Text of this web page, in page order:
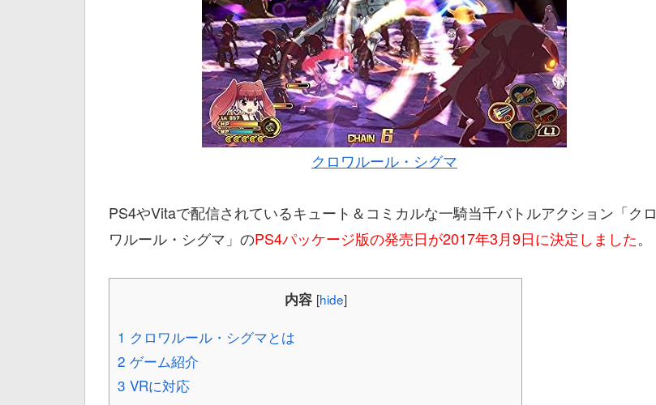
クロワルール・シグマ
PS4やVitaで配信されているキュート＆コミカルな一騎当千バトルアクション「クロ
ワルール・シグマ」のPS4パッケージ版の発売日が2017年3月9日に決定しました。
内容 [hide]
1 クロワルール・シグマとは
2 ゲーム紹介
3 VRに対応